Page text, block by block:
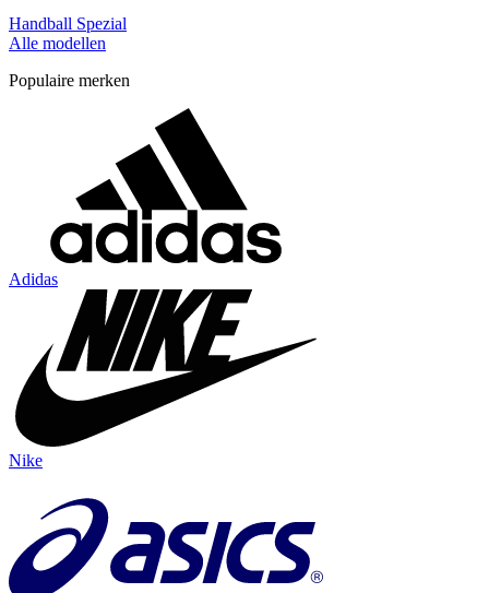
Handball Spezial
Alle modellen
Populaire merken
Adidas
Nike